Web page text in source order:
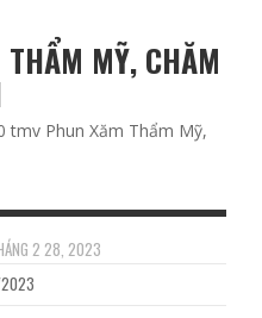
MỸ, CHĂM
tmv Phun Xăm Thẩm Mỹ,
2 28, 2023
2023